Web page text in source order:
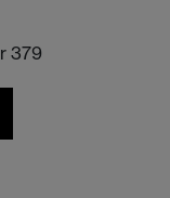
379